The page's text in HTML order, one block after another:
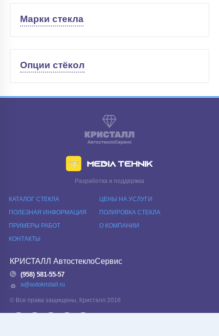
Марки стекла
Опции стёкол
Разработка и поддержка
КАТАЛОГ СТЕКЛА
ЦЕНЫ НА УСЛУГИ
ПОЛЕЗНАЯ ИНФОРМАЦИЯ
ПОЛИРОВКА СТЕКЛА
ПРИМЕРЫ РАБОТ
О КОМПАНИИ
КОНТАКТЫ
КРИСТАЛЛ АвтостеклоСервис
(958) 581-55-57
a@avtokristall.ru
© Все права защищены, Кристалл 2016